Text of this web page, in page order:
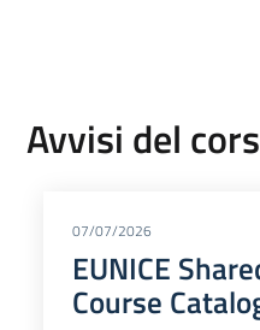
Avvisi del
07/07/2026
EUNICE
Course